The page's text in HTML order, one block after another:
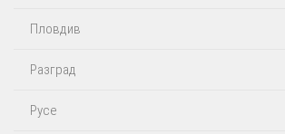
Пловдив
Разград
Русе